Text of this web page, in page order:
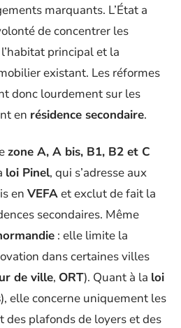
marquants. L’État a
de concentrer les
principal et la
existant. Les réformes
donc lourdement sur les
en résidence secondaire.
zone A, A bis, B1, B2 et C
loi Pinel, qui s’adresse aux
en VEFAet exclut de fait la
secondaires. Même
: elle limite la
dans certaines villes
de ville, ORT). Quant à la loi
), elle concerne uniquement les
des plafonds de loyers et des